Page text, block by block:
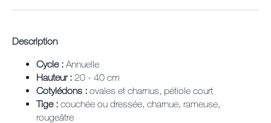
Description
Cycle : Annuelle
Hauteur : 20 - 40 cm
Cotylédons : ovales et charnus, pétiole court
Tige : couchée ou dressée, charnue, rameuse,
rougeâtre